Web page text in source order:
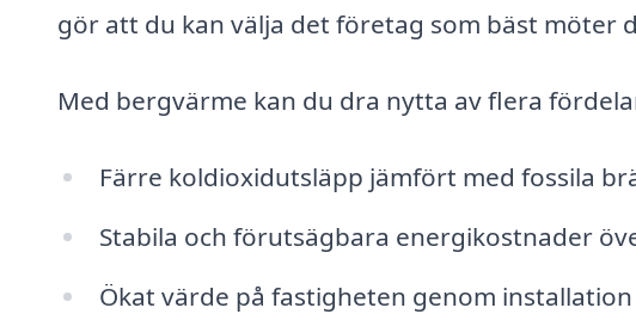
gör att du kan välja det företag som bäst möter
Med bergvärme kan du dra nytta av flera
Färre koldioxidutsläpp jämfört med fossila
Stabila och förutsägbara energikostnader
Ökat värde på fastigheten genom